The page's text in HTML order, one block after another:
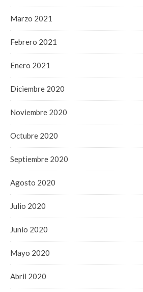
Marzo 2021
Febrero 2021
Enero 2021
Diciembre 2020
Noviembre 2020
Octubre 2020
Septiembre 2020
Agosto 2020
Julio 2020
Junio 2020
Mayo 2020
Abril 2020